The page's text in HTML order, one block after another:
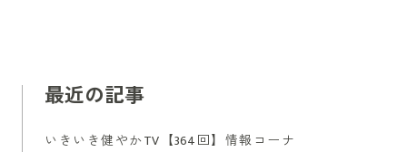
最近の記事
いきいき健やかTV【364回】情報コーナ